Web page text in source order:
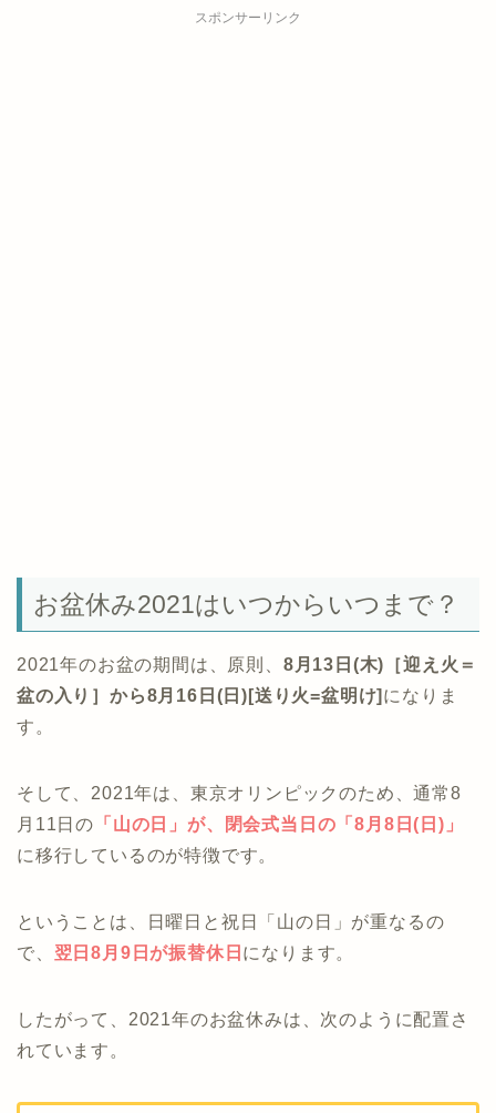
スポンサーリンク
お盆休み2021はいつからいつまで？
2021年のお盆の期間は、原則、 8月13日(木)［迎え火＝
盆の入り］から8月16日(日)[送り火=盆明け] になりま
す。
そして、2021年は、東京オリンピックのため、通常8
月11日の 「 山の日」が、閉会式当日の 「8月8日(日)」
に移行しているのが特徴です。
ということは、日曜日と祝日「山の日」が重なるの
で、 翌日8月9日が振替休日 になります。
したがって、2021年のお盆休みは、次のように配置さ
れています。